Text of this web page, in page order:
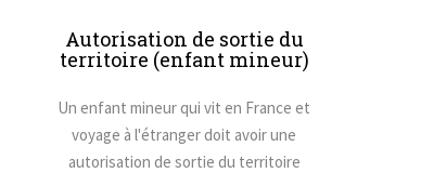
Autorisation de sortie du
territoire (enfant mineur)
Un enfant mineur qui vit en France et
voyage à l'étranger doit avoir une
autorisation de sortie du territoire